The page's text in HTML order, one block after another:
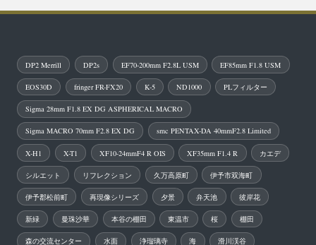
DP2 Merrill DP2s EF70-200mm F2.8L USM EF85mm F1.8 USM
EOS30D fringer FR-FX20 K-5 ND1000 PLフィルター
Sigma 28mm F1.8 EX DG ASPHERICAL MACRO
Sigma MACRO 70mm F2.8 EX DG smc PENTAX-DA 40mmF2.8 Limited
X-H1 X-T1 XF10-24mmF4 R OIS XF35mm F1.4 R カエデ
シルエット リフレクション 久万高原町 伊予市双海町
伊予郡松前町 再現像シリーズ 夕景 弁天池 彼岸花
新緑 曼珠沙華 本谷の棚田 東温市 桜 棚田
森の交流センター 水面 浄瑠璃寺 海 滑川渓谷